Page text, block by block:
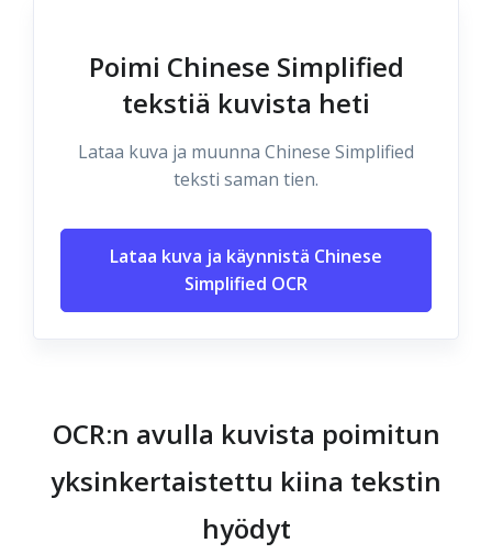
Poimi Chinese Simplified
tekstiä kuvista heti
Lataa kuva ja muunna Chinese Simplified
teksti saman tien.
Lataa kuva ja käynnistä Chinese
Simplified OCR
OCR:n avulla kuvista poimitun
yksinkertaistettu kiina tekstin
hyödyt